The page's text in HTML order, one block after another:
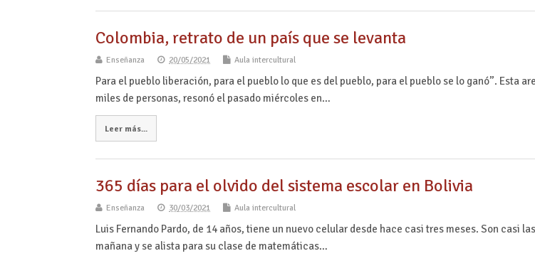
Colombia, retrato de un país que se levanta
Enseñanza 20/05/2021 Aula intercultural
Para el pueblo liberación, para el pueblo lo que es del pueblo, para el pueblo se lo ganó”. Esta
miles de personas, resonó el pasado miércoles en…
Leer más...
365 días para el olvido del sistema escolar en Bolivia
Enseñanza 30/03/2021 Aula intercultural
Luis Fernando Pardo, de 14 años, tiene un nuevo celular desde hace casi tres meses. Son casi
mañana y se alista para su clase de matemáticas…